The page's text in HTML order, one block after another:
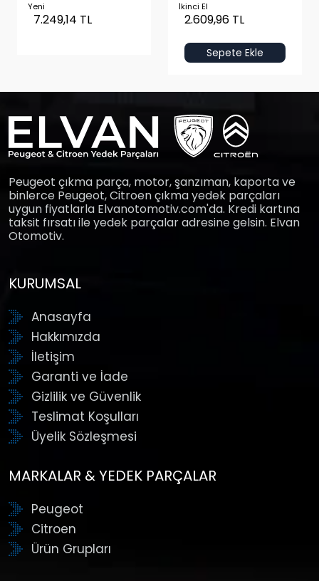
Yeni
7.249,14 TL
İkinci El
2.609,96 TL
Sepete Ekle
Peugeot çıkma parça, motor, şanzıman, kaporta ve
binlerce Peugeot, Citroen çıkma yedek parçaları
uygun fiyatlarla Elvanotomotiv.com'da. Kredi kartına
taksit fırsatı ile yedek parçalar adresine gelsin. Elvan
Otomotiv.
KURUMSAL
Anasayfa
Hakkımızda
İletişim
Garanti ve İade
Gizlilik ve Güvenlik
Teslimat Koşulları
Üyelik Sözleşmesi
MARKALAR & YEDEK PARÇALAR
Peugeot
Citroen
Ürün Grupları